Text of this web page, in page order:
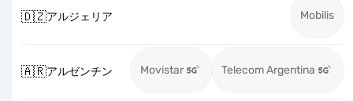
🇩🇿アルジェリア Mobilis
🇦🇷アルゼンチン Movistar Telecom Argentina